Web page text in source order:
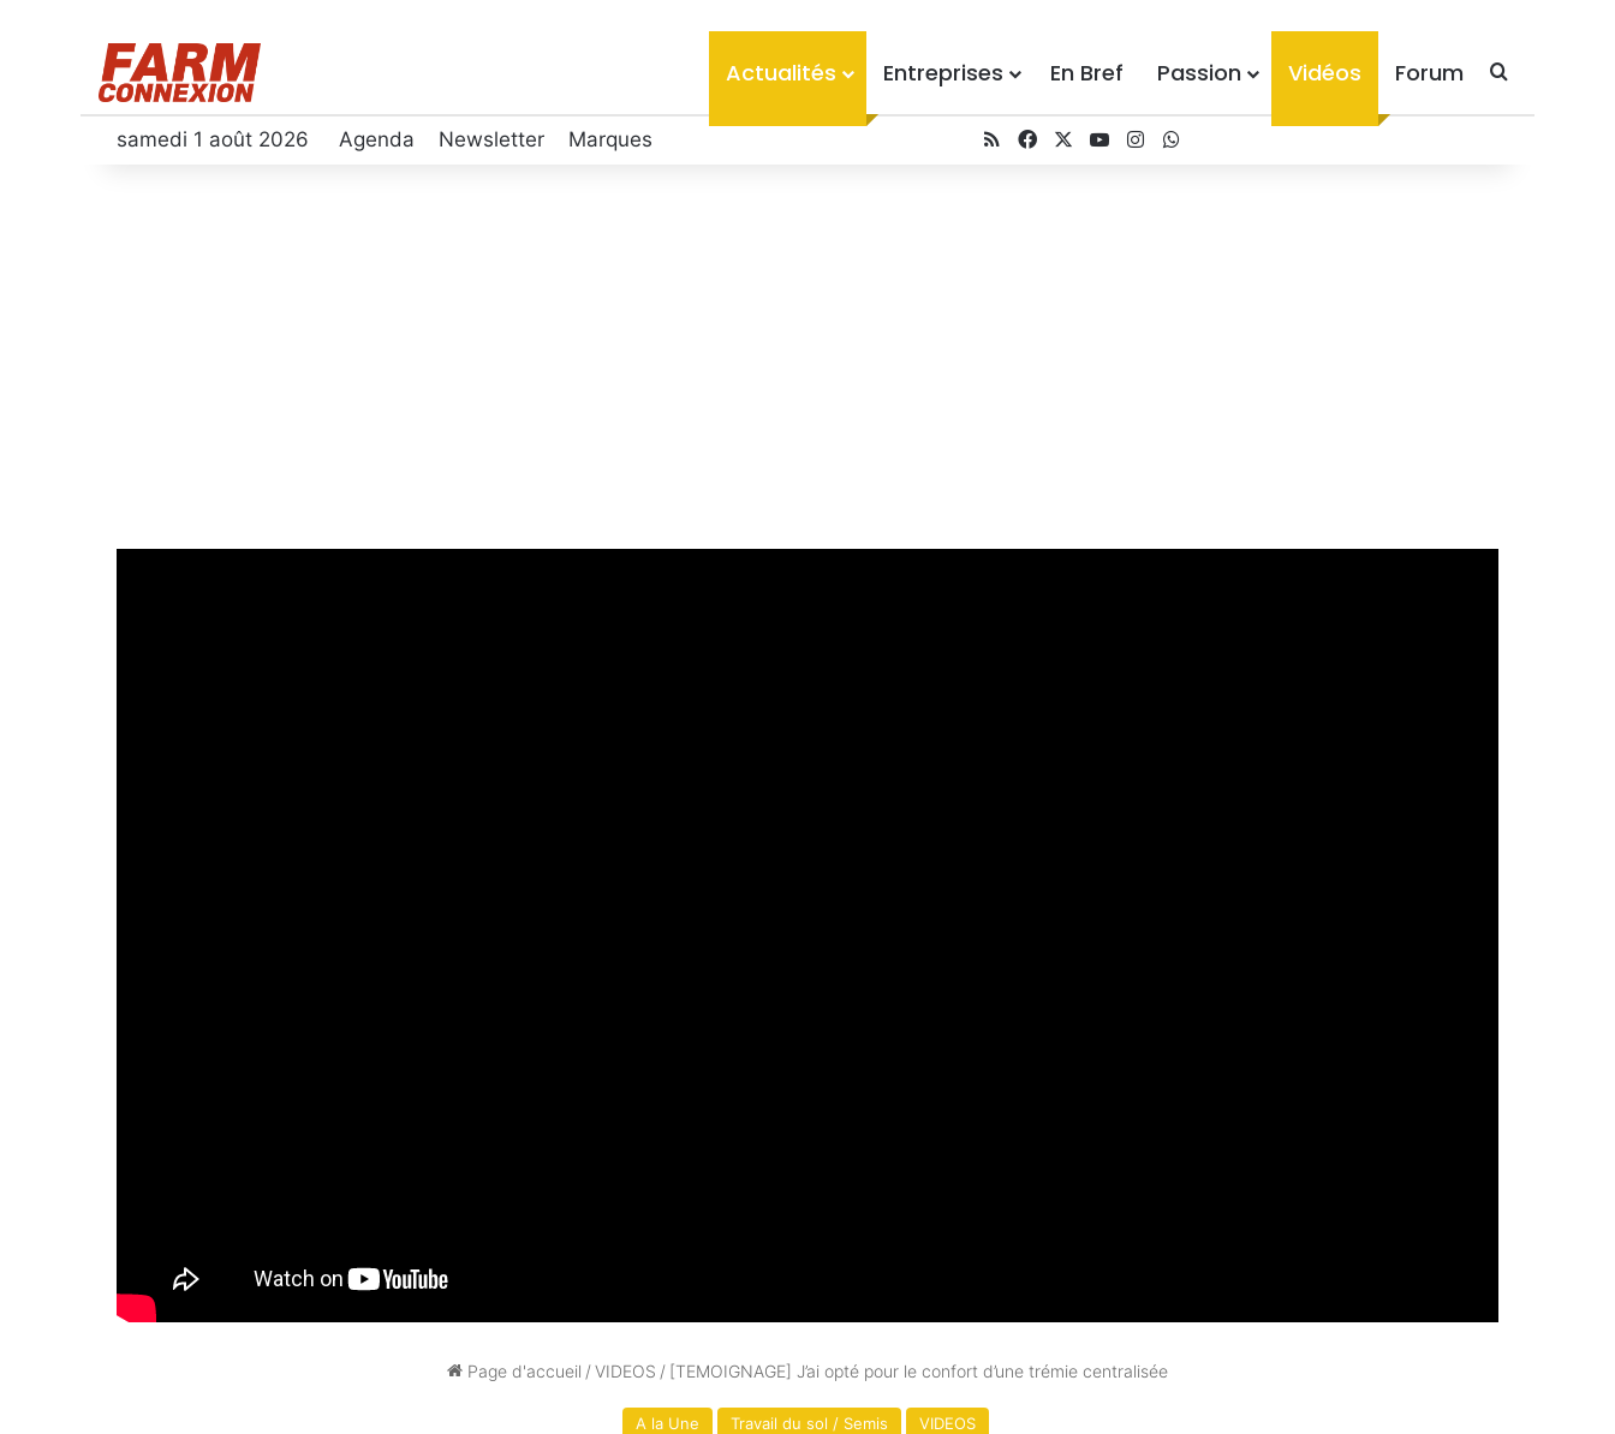
Actualités Entreprises En Bref Passion Vidéos Forum Recherche
samedi 1 août 2026 Agenda Newsletter Marques RSS Facebook YouTubeInstagram
Page d'accueil /VIDEOS / [TEMOIGNAGE] J’ai opté pour le confort d’une trémie centralisée
A la Une Travail du sol / Semis VIDEOS